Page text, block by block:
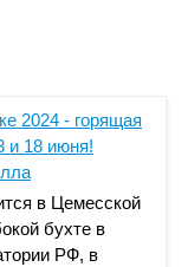
2024 - горящая
и 18 июня!
в Цемесской
бухте в
РФ, в